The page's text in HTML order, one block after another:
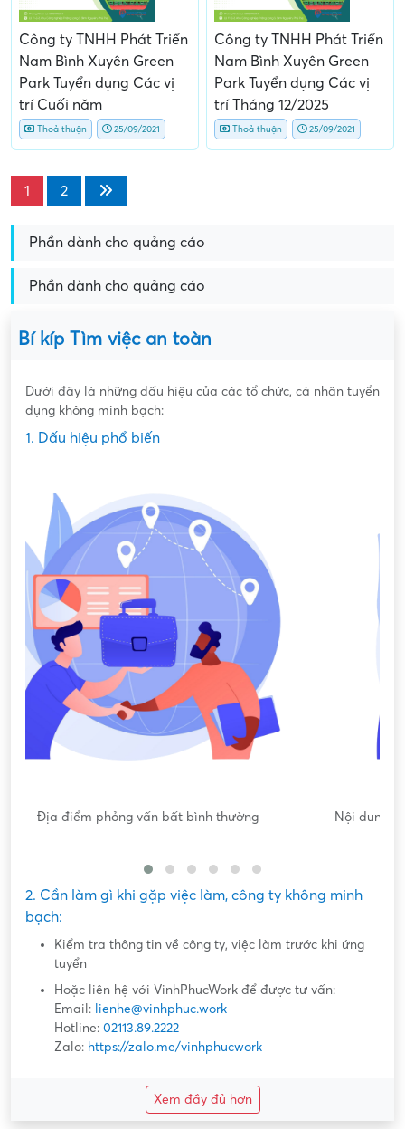
Công ty TNHH Phát Triển
Nam Bình Xuyên Green
Park Tuyển dụng Các vị
trí Cuối năm
Thoả thuận 25/09/2021
Công ty TNHH Phát Triển
Nam Bình Xuyên Green
Park Tuyển dụng Các vị
trí Tháng 12/2025
Thoả thuận 25/09/2021
1 2
Phần dành cho quảng cáo
Phần dành cho quảng cáo
Bí kíp Tìm việc an toàn
Dưới đây là những dấu hiệu của các tổ chức, cá nhân tuyển
dụng không minh bạch:
1. Dấu hiệu phổ biến
Nội dung mô tả công việc sơ sài, không đồng nhất với công
2. Cần làm gì khi gặp việc làm, công ty không minh
bạch:
Kiểm tra thông tin về công ty, việc làm trước khi ứng
tuyển
Hoặc liên hệ với VinhPhucWork để được tư vấn:
Email: lienhe@vinhphuc.work
Hotline: 02113.89.2222
Zalo: https://zalo.me/vinhphucwork
Xem đầy đủ hơn